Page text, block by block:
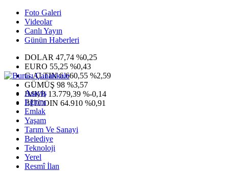
Foto Galeri
Videolar
Canlı Yayın
Günün Haberleri
DOLAR 47,74 %0,25
EURO 55,25 %0,43
G.ALTIN6.660,55 %2,59
GÜMÜŞ 98 %3,57
IMKB 13.779,39 %-0,14
BITCOIN 64.910 %0,91
Asayiş
Eğitim
Emlak
Yaşam
Tarım Ve Sanayi
Belediye
Teknoloji
Yerel
Resmî İlan